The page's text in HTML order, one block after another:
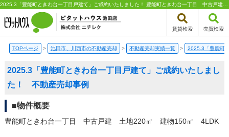
賃貸検索 売買検索
TOPページ > 池田市、川西市の不動産売却 > 不動産売却実績一覧 > 2025.3「豊能町
2025.3「豊能町ときわ台一丁目戸建て」ご成約いたしまし
た！ 不動産売却事例
■物件概要
豊能町ときわ台一丁目 中古戸建 土地220㎡ 建物150㎡ 4LDK